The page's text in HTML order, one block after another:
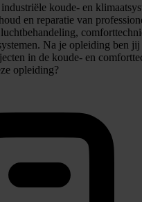
koude- en
en reparatie van
Na je opleiding ben jij
in de koude- en
opleiding?